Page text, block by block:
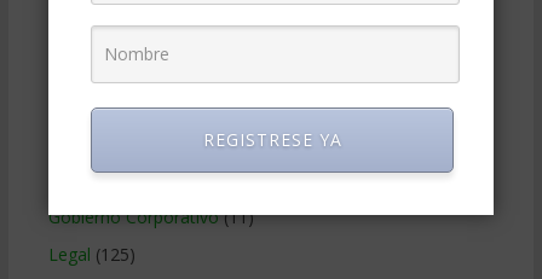
Contabilidad(466)
Educacion Gerencial
Estrategia Empresarial(304)
Finanzas Corporativas(748)
Gerencia social y ambiental(223)
Gobierno Corporativo(11)
Legal (125)
REGISTRESE YA